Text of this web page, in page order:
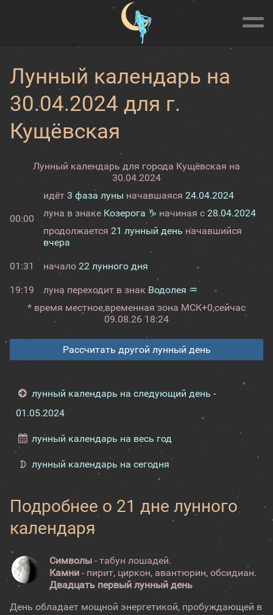
Лунный календарь на
30.04.2024 для г.
Кущёвская
Лунный календарь для города Кущёвская на
30.04.2024
00:00
идёт 3 фаза луны начавшаяся 24.04.2024
луна в знаке Козерога ♑ начиная с 28.04.2024
продолжается 21 лунный день начавшийся
вчера
01:31 начало 22 лунного дня
19:19 луна переходит в знак Водолея ♒
* время местное,временная зона МСК+0,сейчас
09.08.26 18:24
Рассчитать другой лунный день
лунный календарь на следующий день -
01.05.2024
лунный календарь на весь год
лунный календарь на сегодня
Подробнее о 21 дне лунного
календаря
Символы - табун лошадей.
Камни - пирит, циркон, авантюрин, обсидиан.
Двадцать первый лунный день
День обладает мощной энергетикой, пробуждающей в